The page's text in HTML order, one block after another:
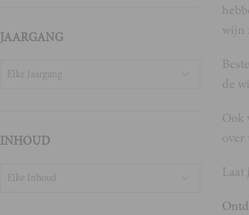
JAARGANG
Elke Jaargang
INHOUD
Elke Inhoud
wijn
de
Ook
over